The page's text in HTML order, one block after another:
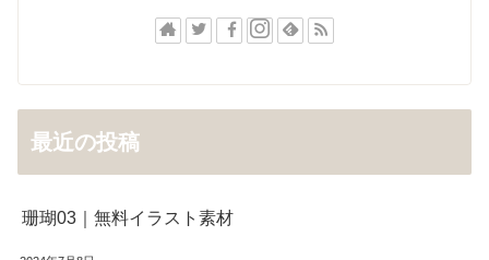
最近の投稿
珊瑚03｜無料イラスト素材